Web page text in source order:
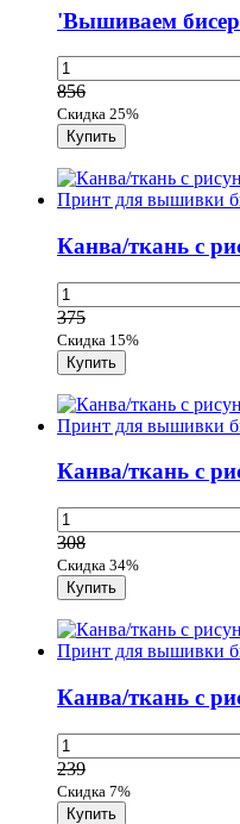
'Вышиваем
856
Скидка 25%
Канва/ткань с
375
Скидка 15%
Канва/ткань с
308
Скидка 34%
Канва/ткань с
239
Скидка 7%